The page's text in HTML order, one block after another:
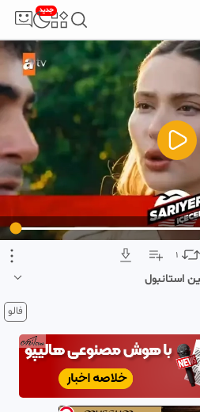
جدید
1
فالو